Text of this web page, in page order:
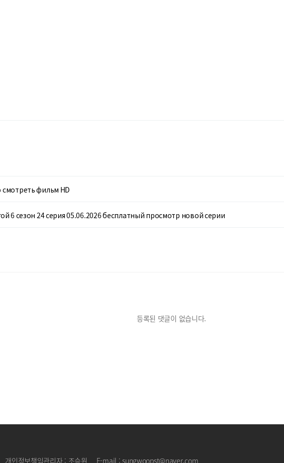
смотреть фильм HD
6 сезон 24 серия 05.06.2026 бесплатный просмотр новой серии
등록된 댓글이 없습니다.
개인정보책임관리자 : 조승원 E-mail : sungwoopst@naver.com